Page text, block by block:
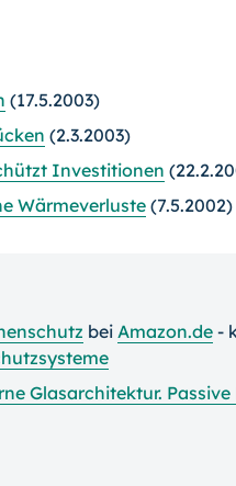
(17.5.2003)
(2.3.2003)
Investitionen
Wärmeverluste (7.5.2002)
bei Amazon.de -
Glasarchitektur.